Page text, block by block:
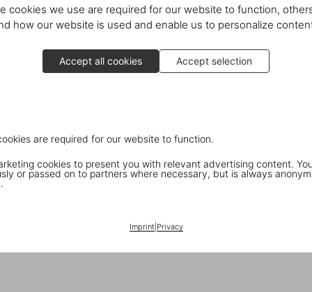
cookies we use are required for our website to function,
how our website is used and enable us to personalize
Accept all cookies Accept selection
are required for our website to function.
cookies to present you with relevant advertising content.
or passed on to partners where necessary, but is always
Imprint| Privacy